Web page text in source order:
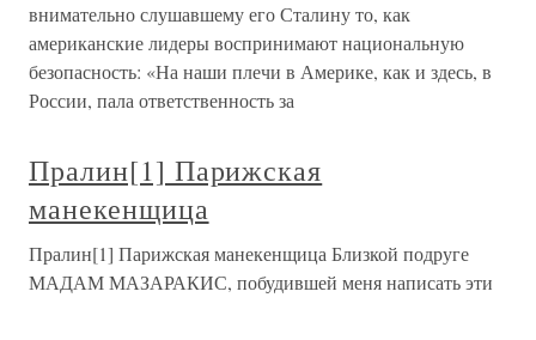
внимательно слушавшему его Сталину то, как
американские лидеры воспринимают национальную
безопасность: «На наши плечи в Америке, как и здесь, в
России, пала ответственность за
Пралин[1] Парижская
манекенщица
Пралин[1] Парижская манекенщица Близкой подруге
МАДАМ МАЗАРАКИС, побудившей меня написать эти